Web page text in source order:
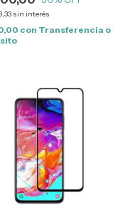
sin interés
con Transferencia o